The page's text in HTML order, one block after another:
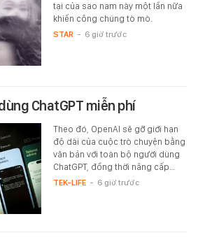
tại của sao nam này một lần nữa
khiến công chúng tò mò.
STAR - 6 giờ trước
ChatGPT miễn phí
Theo đó, OpenAI sẽ gỡ giới hạn
độ dài của cuộc trò chuyện bằng
văn bản với toàn bộ người dùng
ChatGPT, đồng thời nâng cấp…
TEK-LIFE - 6 giờ trước